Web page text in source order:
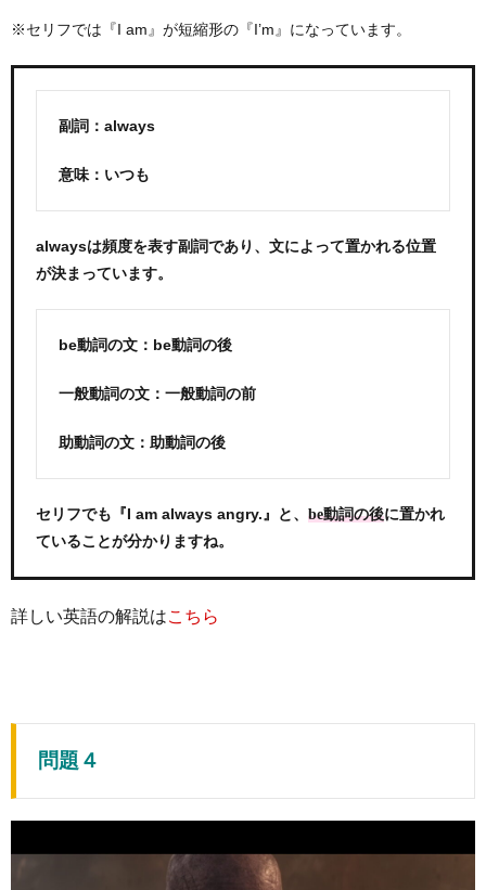
※セリフでは『I am』が短縮形の『I’m』になっています。
副詞：always
意味：いつも
alwaysは頻度を表す副詞であり、文によって置かれる位置
が決まっています。
be動詞の文：be動詞の後
一般動詞の文：一般動詞の前
助動詞の文：助動詞の後
セリフでも『I am always angry.』と、 be動詞の後に置かれ
ていることが分かりますね。
詳しい英語の解説はこちら
問題４